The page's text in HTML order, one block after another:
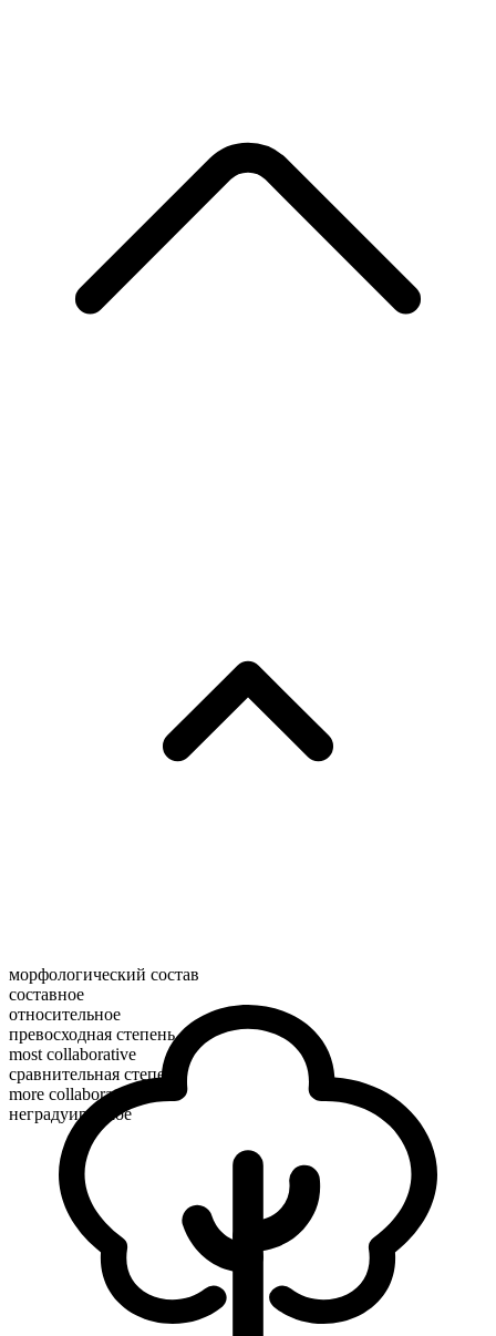
морфологический состав
составное
относительное
превосходная степень
most collaborative
сравнительная степень
more collaborative
неградуируемое